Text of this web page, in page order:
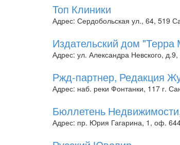
Топ Клиники
Адрес: Сердобольская ул., 64, 519
Издательский дом "Терра
Адрес: ул. Александра Невского,
Ржд-партнер, Редакция
Адрес: наб. реки Фонтанки, 117 г.
Бюллетень
Адрес: пр. Юрия Гагарина, 1, оф.